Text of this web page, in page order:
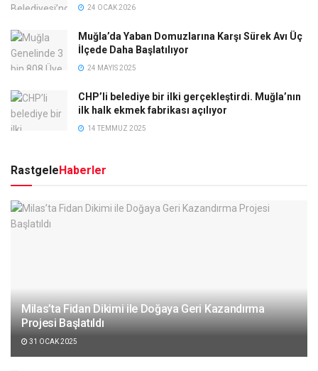
24 OCAK 2026
Muğla’da Yaban Domuzlarına Karşı Sürek Avı Üç
İlçede Daha Başlatılıyor
24 MAYIS 2025
CHP’li belediye bir ilki gerçekleştirdi. Muğla’nın
ilk halk ekmek fabrikası açılıyor
14 TEMMUZ 2025
Rastgele Haberler
Milas’ta Fidan Dikimi ile Doğaya Geri Kazandırma
Projesi Başlatıldı
31 OCAK 2025